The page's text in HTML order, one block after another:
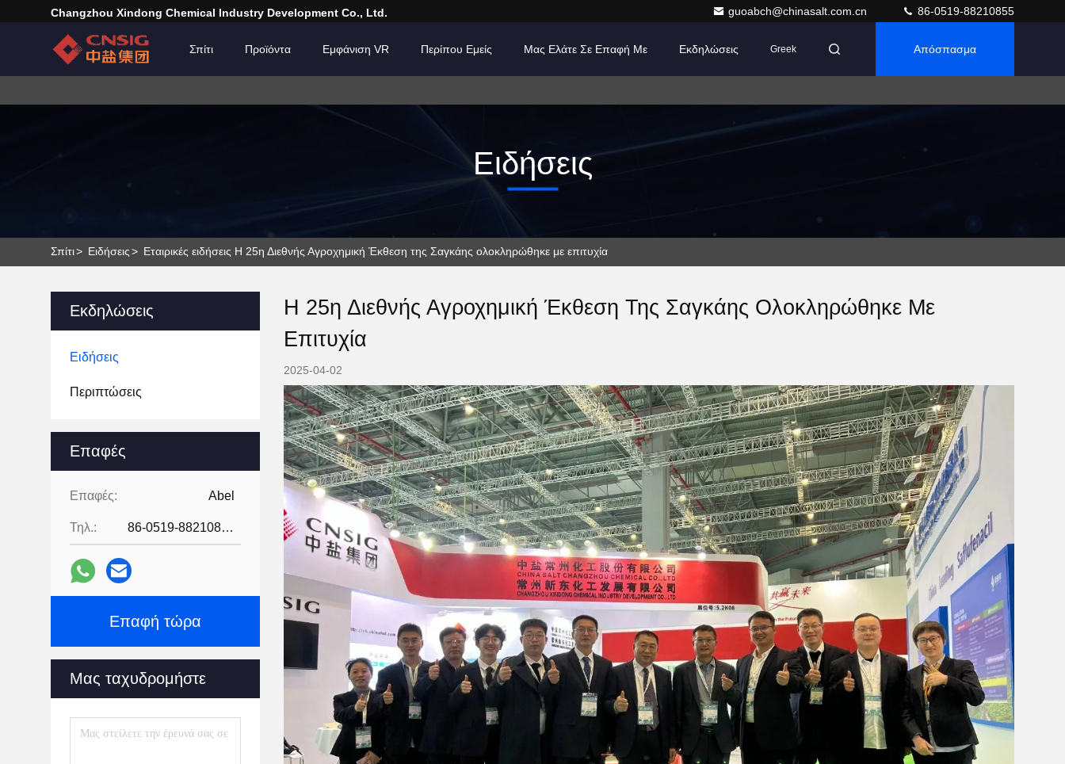
Changzhou Xindong Chemical Industry Development Co., Ltd. guoabch@chinasalt.com.cn 86-0519-88210855
Σπίτι Προϊόντα Εμφάνιση VR Περίπου Εμείς Μας Ελάτε Σε Επαφή Με Εκδηλώσεις Greek Απόσπασμα
Ειδήσεις
Σπίτι> Ειδήσεις> Εταιρικές ειδήσεις Η 25η Διεθνής Αγροχημική Έκθεση της Σαγκάης ολοκληρώθηκε με επιτυχία
Εκδηλώσεις
Ειδήσεις
Περιπτώσεις
Επαφές
Επαφές: Abel
Τηλ.: 86-0519-88210855
Επαφή τώρα
Μας ταχυδρομήστε
Η 25η Διεθνής Αγροχημική Έκθεση Της Σαγκάης Ολοκληρώθηκε Με
Επιτυχία
2025-04-02